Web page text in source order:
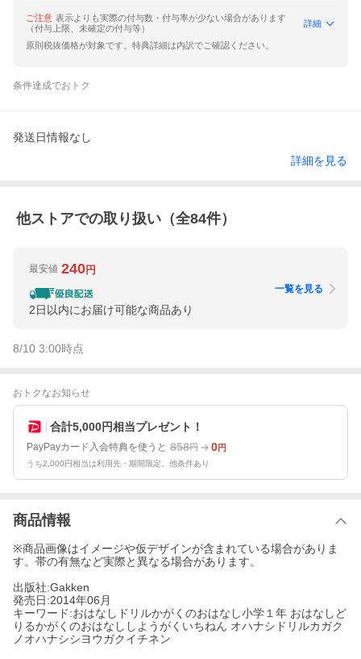
ご注意 表示よりも実際の付与数・付与率が少ない場合があります
（付与上限、未確定の付与等）
詳細
原則税抜価格が対象です。特典詳細は内訳でご確認ください。
条件達成でおトク
発送日情報なし
詳細を見る
他ストアでの取り扱い（全84件）
最安値 240円
2日以内にお届け可能な商品あり
一覧を見る
8/10 3:00時点
おトクなお知らせ
合計5,000円相当プレゼント！
PayPayカード入会特典を使うと 858円 0円
うち2,000円相当は利用先・期間限定。他条件あり
商品情報
※商品画像はイメージや仮デザインが含まれている場合がありま
す。帯の有無など実際と異なる場合があります。
出版社:Gakken
発売日:2014年06月
キーワード:おはなしドリルかがくのおはなし小学１年 おはなしど
りるかがくのおはなししようがくいちねん オハナシドリルカガク
ノオハナシシヨウガクイチネン